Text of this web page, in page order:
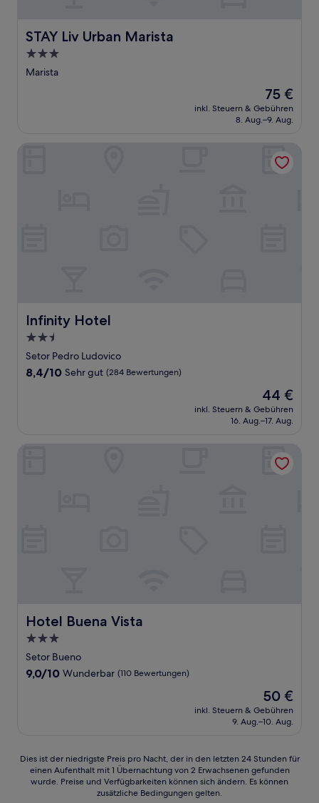
STAY Liv Urban Marista
STAY Liv Urban Marista
3.0-
Sterne-
Marista
Der
Preis
beträgt
75 €
inkl. Steuern & Gebühren
8. Aug.–9. Aug.
Infinity Hotel
Infinity Hotel
2.5-
Sterne-
Unterkunft
Setor Pedro Ludovico
8.4
Bewertungen)
8,4/10 Sehr gut (284 Bewertungen)
Der
Preis
beträgt
44 €
inkl. Steuern & Gebühren
16. Aug.–17. Aug.
Hotel Buena Vista
Hotel Buena Vista
3.0-
Sterne-
Unterkunft
Setor Bueno
9.0
9,0/10 Wunderbar (110 Bewertungen)
Der
Preis
beträgt
50 €
inkl. Steuern & Gebühren
9. Aug.–10. Aug.
Dies
der
Dies ist der niedrigste Preis pro Nacht, der in den letzten 24 Stunden für
einen Aufenthalt mit 1 Übernachtung von 2 Erwachsenen gefunden
wurde. Preise und Verfügbarkeiten können sich ändern. Es können
zusätzliche Bedingungen gelten.